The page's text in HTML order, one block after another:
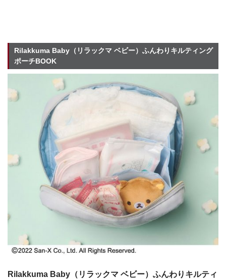
Rilakkuma Baby（リラックマ ベビー）ふんわりキルティング
ポーチBOOK
Rilakkuma Baby（リラックマ ベビー）ふんわりキルティ